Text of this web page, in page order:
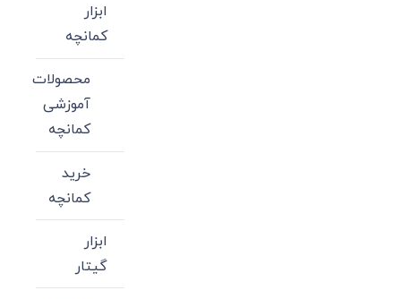
ابزار
کمانچه
محصولات
آموزشی
کمانچه
خرید
کمانچه
ابزار
گیتار